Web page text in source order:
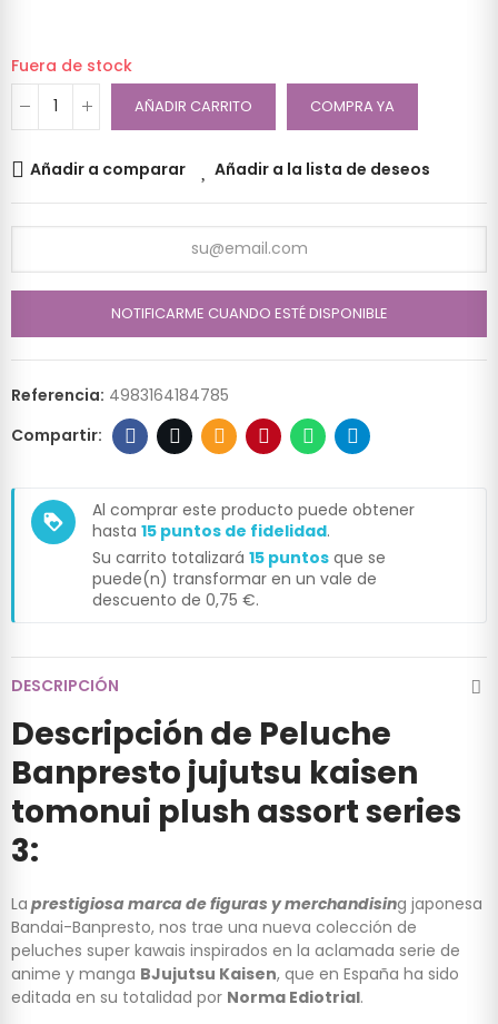
Fuera de stock
AÑADIR CARRITO COMPRA YA
Añadir a comparar Añadir a la lista de deseos
NOTIFICARME CUANDO ESTÉ DISPONIBLE
Referencia: 4983164184785
loyalty
Al comprar este producto puede obtener
hasta 15 puntos de fidelidad.
Su carrito totalizará 15 puntos que se
puede(n) transformar en un vale de
descuento de 0,75 €.
DESCRIPCIÓN
Descripción de Peluche
Banpresto jujutsu kaisen
tomonui plush assort series
3:
La prestigiosa marca de figuras y merchandising japonesa
Bandai-Banpresto, nos trae una nueva colección de
peluches super kawais inspirados en la aclamada serie de
anime y manga BJujutsu Kaisen, que en España ha sido
editada en su totalidad por Norma Ediotrial.